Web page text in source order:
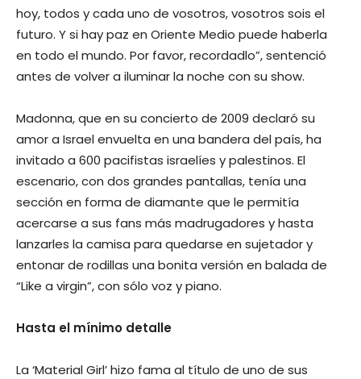
hoy, todos y cada uno de vosotros, vosotros sois el
futuro. Y si hay paz en Oriente Medio puede haberla
en todo el mundo. Por favor, recordadlo”, sentenció
antes de volver a iluminar la noche con su show.
Madonna, que en su concierto de 2009 declaró su
amor a Israel envuelta en una bandera del país, ha
invitado a 600 pacifistas israelíes y palestinos. El
escenario, con dos grandes pantallas, tenía una
sección en forma de diamante que le permitía
acercarse a sus fans más madrugadores y hasta
lanzarles la camisa para quedarse en sujetador y
entonar de rodillas una bonita versión en balada de
“Like a virgin”, con sólo voz y piano.
Hasta el mínimo detalle
La ‘Material Girl’ hizo fama al título de uno de sus